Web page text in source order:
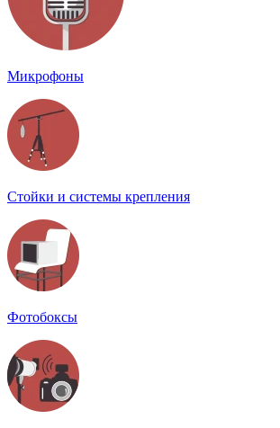
Микрофоны
Стойки и системы крепления
Фотобоксы